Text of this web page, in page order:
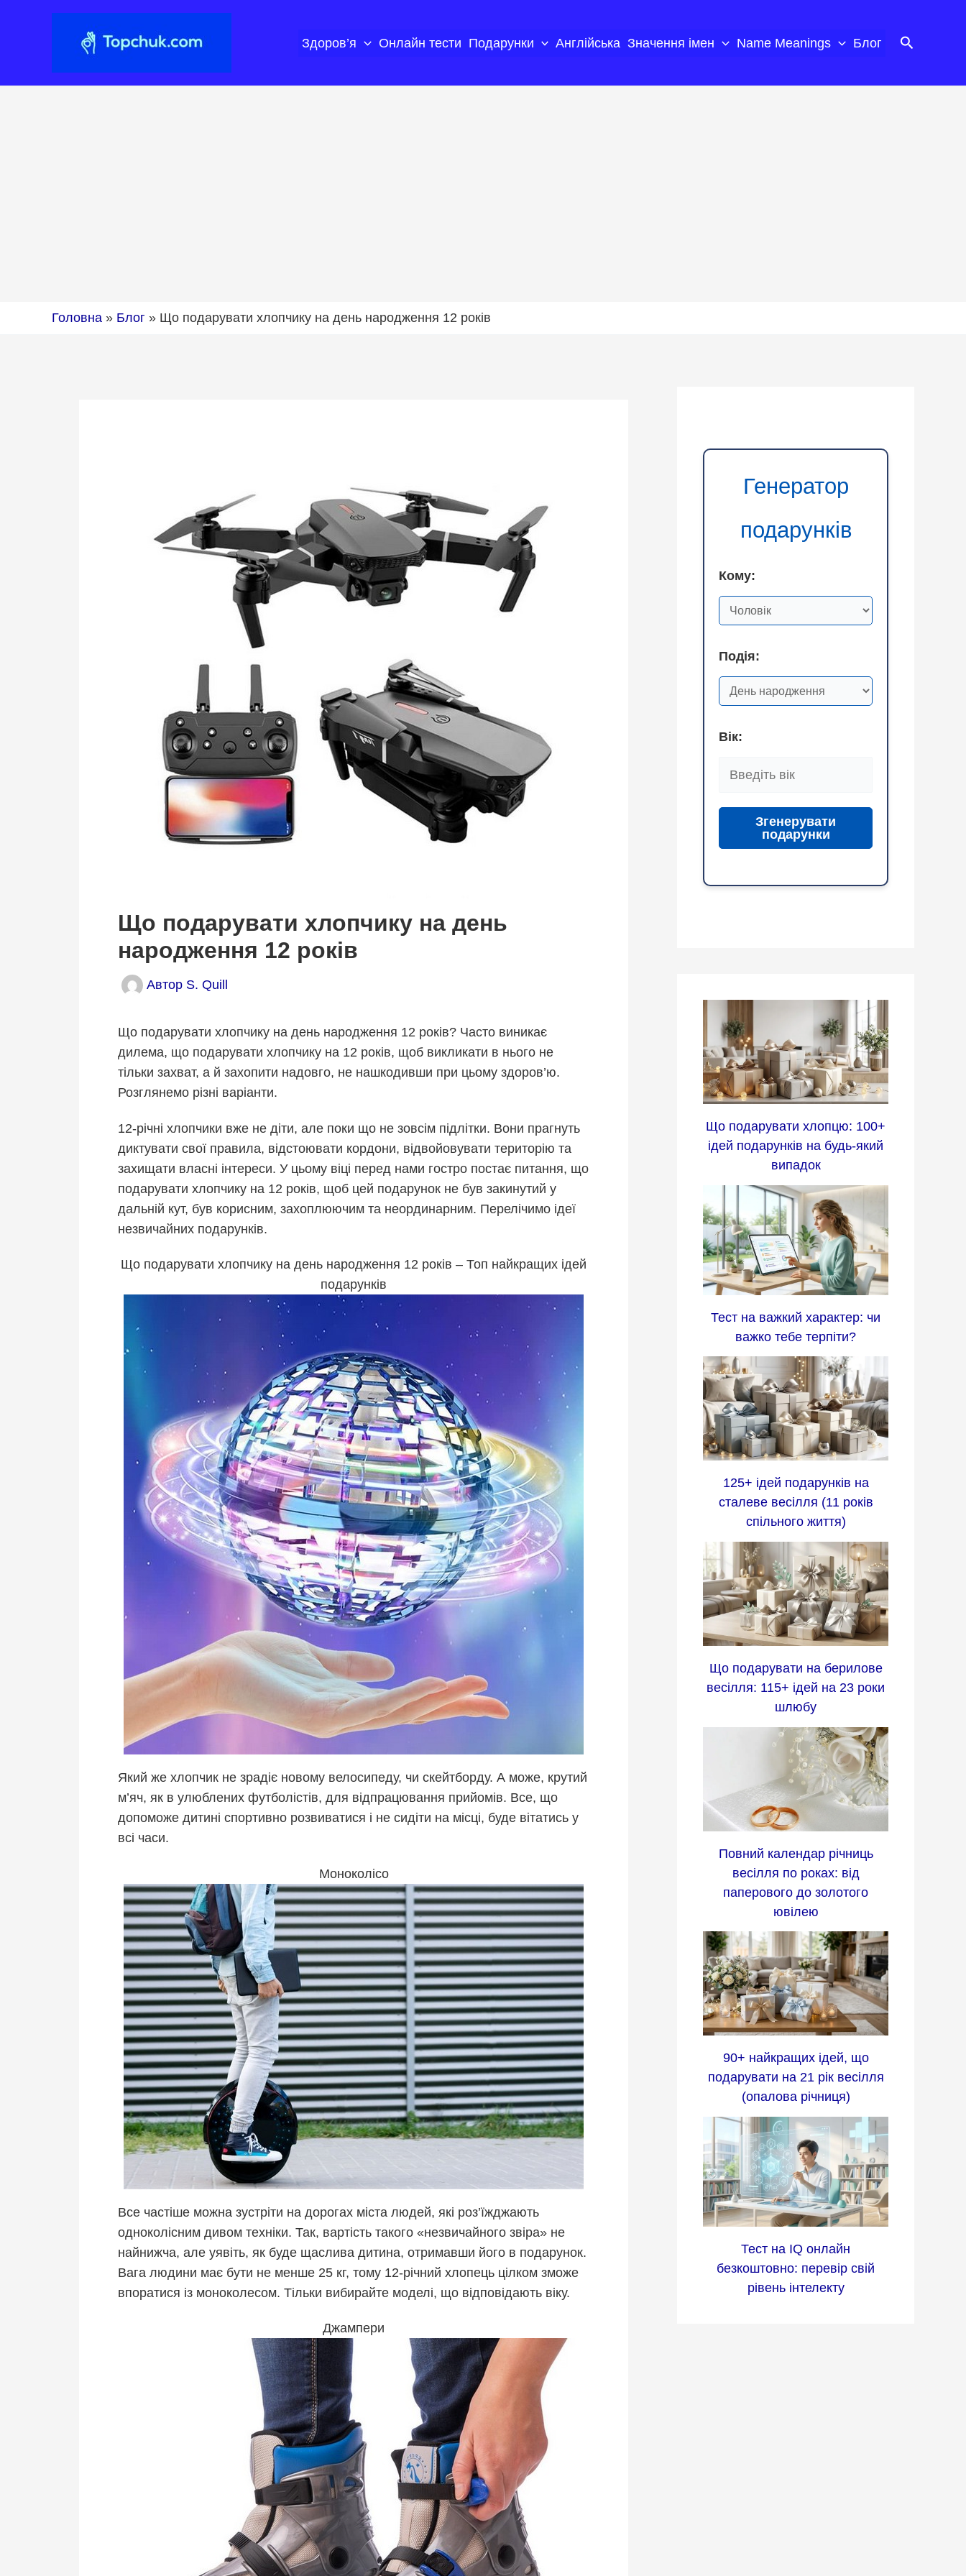
Здоров’я Онлайн тести Подарунки Англійська Значення імен Name Meanings Блог Пошук
Головна » Блог » Що подарувати хлопчику на день народження 12 років
Що подарувати хлопчику на день
народження 12 років
Автор S. Quill
Що подарувати хлопчику на день народження 12 років? Часто виникає
дилема, що подарувати хлопчику на 12 років, щоб викликати в нього не
тільки захват, а й захопити надовго, не нашкодивши при цьому здоров’ю.
Розглянемо різні варіанти.
12-річні хлопчики вже не діти, але поки що не зовсім підлітки. Вони прагнуть
диктувати свої правила, відстоювати кордони, відвойовувати територію та
захищати власні інтереси. У цьому віці перед нами гостро постає питання, що
подарувати хлопчику на 12 років, щоб цей подарунок не був закинутий у
дальній кут, був корисним, захоплюючим та неординарним. Перелічимо ідеї
незвичайних подарунків.
Що подарувати хлопчику на день народження 12 років – Топ найкращих ідей
подарунків
Який же хлопчик не зрадіє новому велосипеду, чи скейтборду. А може, крутий
м’яч, як в улюблених футболістів, для відпрацювання прийомів. Все, що
допоможе дитині спортивно розвиватися і не сидіти на місці, буде вітатись у
всі часи.
Моноколісо
Все частіше можна зустріти на дорогах міста людей, які роз’їжджають
одноколісним дивом техніки. Так, вартість такого «незвичайного звіра» не
найнижча, але уявіть, як буде щаслива дитина, отримавши його в подарунок.
Вага людини має бути не менше 25 кг, тому 12-річний хлопець цілком зможе
впоратися із моноколесом. Тільки вибирайте моделі, що відповідають віку.
Джампери
Генератор
подарунків
Кому:
Подія:
Вік:
Згенерувати
подарунки
Що подарувати хлопцю: 100+
ідей подарунків на будь-який
випадок
Тест на важкий характер: чи
важко тебе терпіти?
125+ ідей подарунків на
сталеве весілля (11 років
спільного життя)
Що подарувати на берилове
весілля: 115+ ідей на 23 роки
шлюбу
Повний календар річниць
весілля по роках: від
паперового до золотого
ювілею
90+ найкращих ідей, що
подарувати на 21 рік весілля
(опалова річниця)
Тест на IQ онлайн
безкоштовно: перевір свій
рівень інтелекту